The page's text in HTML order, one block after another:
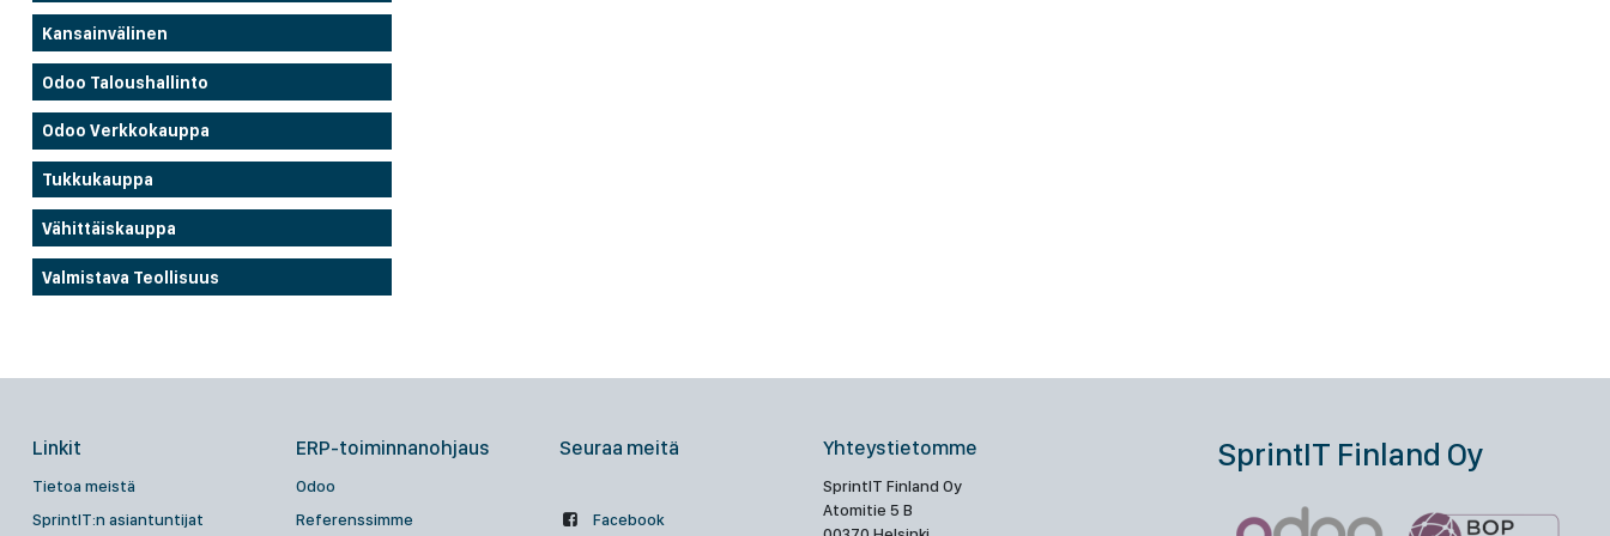
Kansainvälinen
Odoo Taloushallinto
Odoo Verkkokauppa
Tukkukauppa
Vähittäiskauppa
Valmistava Teollisuus
Linkit
Tietoa meistä
SprintIT:n asiantuntijat
ERP-toiminnanohjaus
Odoo
Referenssimme
Seuraa meitä
Facebook
Yhteystietomme
SprintIT Finland Oy
Atomitie 5 B
SprintIT Finland Oy